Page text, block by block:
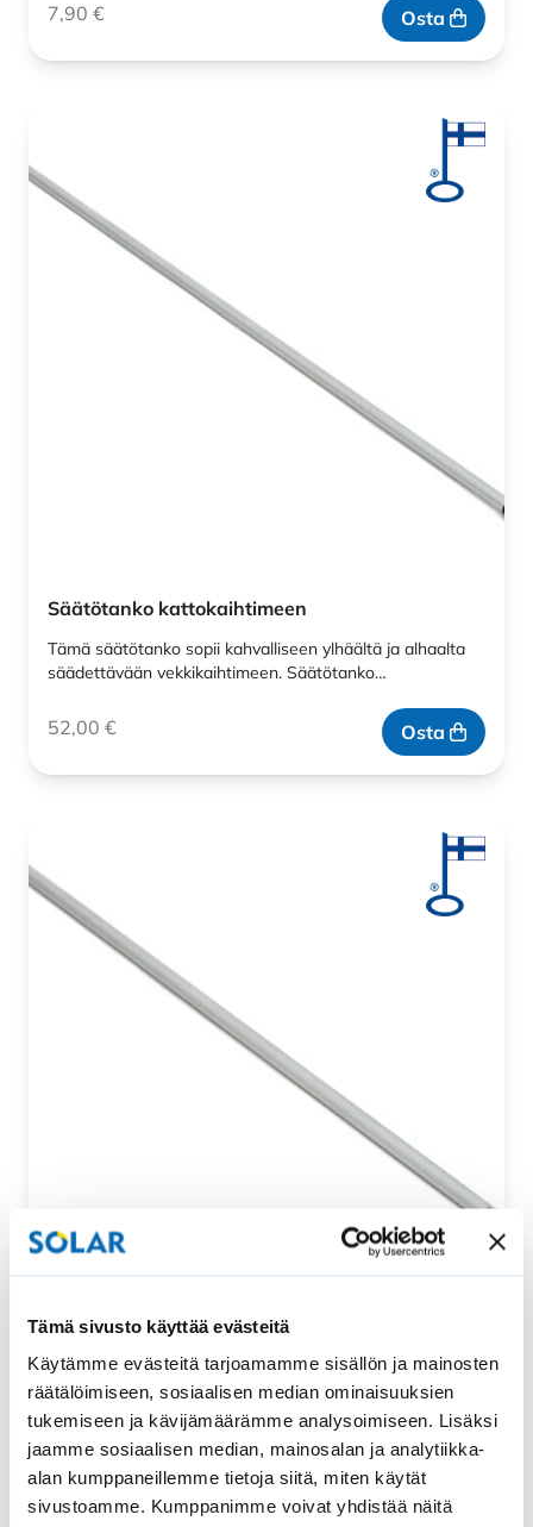
Tämä sivusto käyttää evästeitä
Käytämme evästeitä tarjoamamme sisällön ja mainosten
räätälöimiseen, sosiaalisen median ominaisuuksien
tukemiseen ja kävijämäärämme analysoimiseen. Lisäksi
jaamme sosiaalisen median, mainosalan ja analytiikka-
alan kumppaneillemme tietoja siitä, miten käytät
sivustoamme. Kumppanimme voivat yhdistää näitä
7,90 € Osta
Säätötanko kattokaihtimeen
Tämä säätötanko sopii kahvalliseen ylhäältä ja alhaalta
säädettävään vekkikaihtimeen. Säätötanko…
52,00 € Osta
Säätötanko ylhäältä ja alhaalta säädettävään
vekkikaihtimeen
Tämä säätötanko sopii uralliseen ylhäältä ja alhaalta
säädettävään vekkikaihtimeen. Säätötangon pituus…
52,00€ Osta